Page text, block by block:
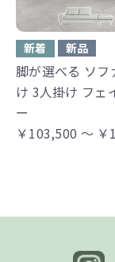
新着 新品
脚が選べる ソフ
け 3人掛け フェ
ー
￥103,500 ～ ￥